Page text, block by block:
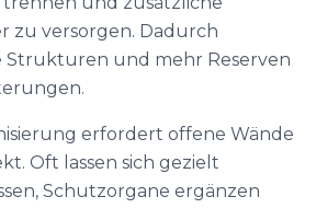
zu versorgen. Dadurch
Strukturen und mehr Reserven
erfordert offene Wände
Oft lassen sich gezielt
Schutzorgane ergänzen